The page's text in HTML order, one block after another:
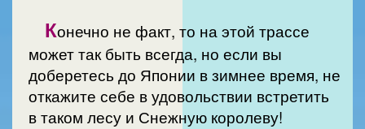
Конечно не факт, то на этой трассе
может так быть всегда, но если вы
доберетесь до Японии в зимнее время, не
откажите себе в удовольствии встретить
в таком лесу и Снежную королеву!